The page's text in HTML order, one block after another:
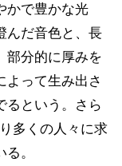
かで豊かな光
んだ音色と、長
部分的に厚みを
よって生み出さ
るという。さら
多くの人々に求
。